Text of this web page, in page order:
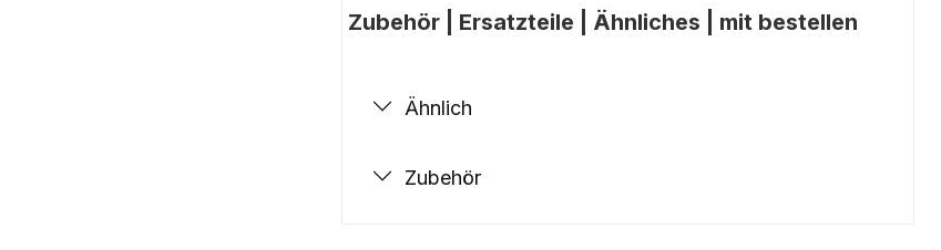
Zubehör | Ersatzteile | Ähnliches | mit bestellen
Ähnlich
Zubehör